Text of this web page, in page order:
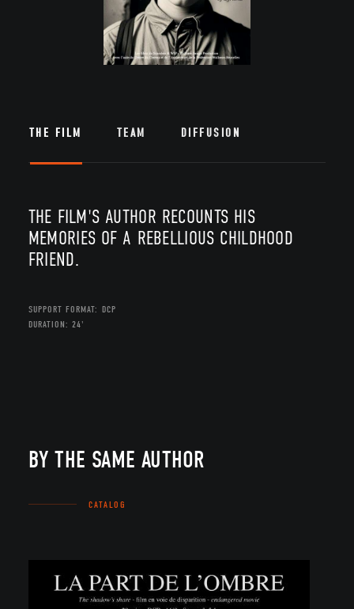
THE FILM TEAM DIFFUSION
THE FILM'S AUTHOR RECOUNTS HIS
MEMORIES OF A REBELLIOUS CHILDHOOD
FRIEND.
SUPPORT FORMAT: DCP
DURATION: 24'
BY THE SAME AUTHOR
CATALOG